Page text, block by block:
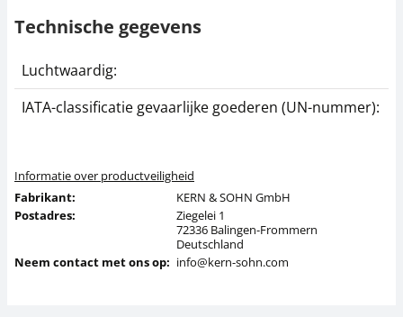
Technische gegevens
Luchtwaardig:
IATA-classificatie gevaarlijke goederen (UN-nummer):
Informatie over productveiligheid
Fabrikant:
KERN & SOHN GmbH
Postadres:
Ziegelei 1
72336 Balingen-Frommern
Deutschland
Neem contact met ons op: info@kern-sohn.com